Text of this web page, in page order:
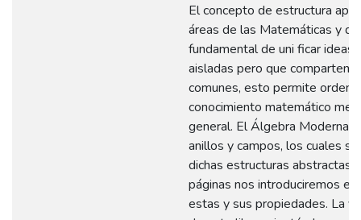
El concepto de estructura
áreas de las Matemáticas y
fundamental de uni ficar ideas
aisladas pero que comparten
comunes, esto permite
conocimiento matemático
general. El Álgebra Moderna
anillos y campos, los cuales
dichas estructuras abstractas.
páginas nos introduciremos
estas y sus propiedades. La